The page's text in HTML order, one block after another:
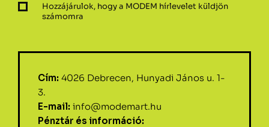
Hozzájárulok, hogy a MODEM hírlevelet küldjön
számomra
Cím: 4026 Debrecen, Hunyadi János u. 1-
3.
E-mail: info@modemart.hu
Pénztár és információ: